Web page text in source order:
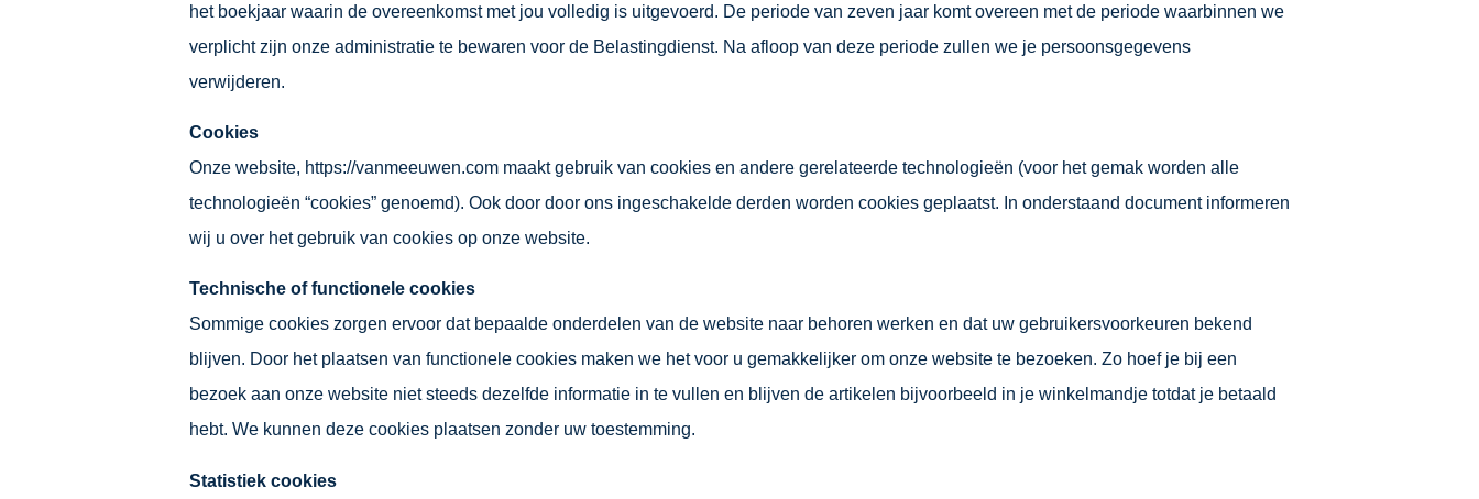
het boekjaar waarin de overeenkomst met jou volledig is uitgevoerd. De periode van zeven jaar komt overeen met de periode waarbinnen we
verplicht zijn onze administratie te bewaren voor de Belastingdienst. Na afloop van deze periode zullen we je persoonsgegevens
verwijderen.
Cookies
Onze website, https://vanmeeuwen.com maakt gebruik van cookies en andere gerelateerde technologieën (voor het gemak worden alle
technologieën “cookies” genoemd). Ook door door ons ingeschakelde derden worden cookies geplaatst. In onderstaand document informeren
wij u over het gebruik van cookies op onze website.
Technische of functionele cookies
Sommige cookies zorgen ervoor dat bepaalde onderdelen van de website naar behoren werken en dat uw gebruikersvoorkeuren bekend
blijven. Door het plaatsen van functionele cookies maken we het voor u gemakkelijker om onze website te bezoeken. Zo hoef je bij een
bezoek aan onze website niet steeds dezelfde informatie in te vullen en blijven de artikelen bijvoorbeeld in je winkelmandje totdat je betaald
hebt. We kunnen deze cookies plaatsen zonder uw toestemming.
Statistiek cookies